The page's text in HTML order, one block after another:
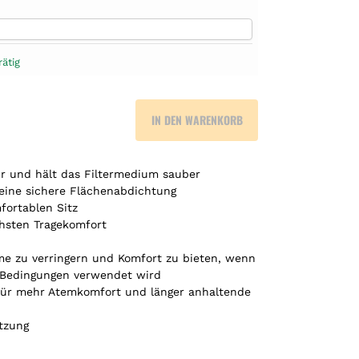
IN DEN WARENKORB
und hält das Filtermedium sauber
sichere Flächenabdichtung
Sitz
Tragekomfort
zu verringern und Komfort zu bieten, wenn
verwendet wird
mehr Atemkomfort und länger anhaltende